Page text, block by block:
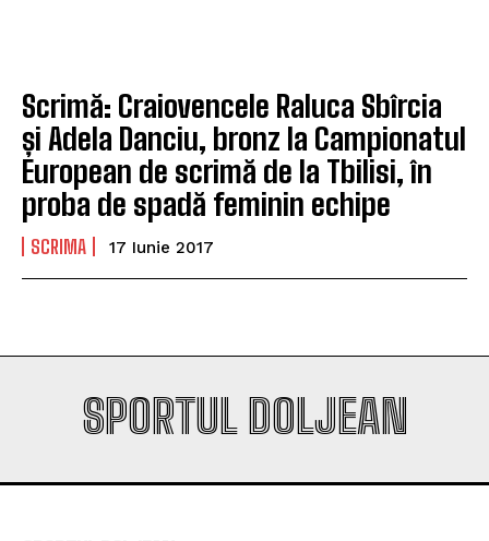
Scrimă: Craiovencele Raluca Sbîrcia
și Adela Danciu, bronz la Campionatul
European de scrimă de la Tbilisi, în
proba de spadă feminin echipe
SCRIMA 17 Iunie 2017
SPORTUL DOLJEAN